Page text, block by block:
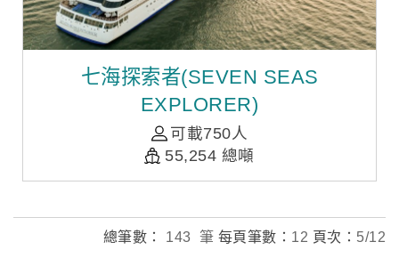
七海探索者(SEVEN SEAS
EXPLORER)
可載750人
55,254 總噸
總筆數： 143 筆 每頁筆數： 12 頁次： 5/12